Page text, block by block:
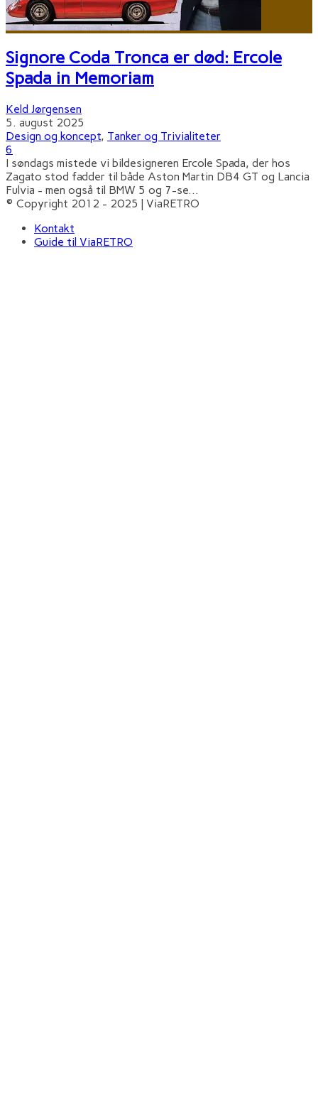
Signore Coda Tronca er død: Ercole
Spada in Memoriam
Keld Jørgensen
5. august 2025
Design og koncept, Tanker og Trivialiteter
6
I søndags mistede vi bildesigneren Ercole Spada, der hos
Zagato stod fadder til både Aston Martin DB4 GT og Lancia
Fulvia - men også til BMW 5 og 7-se...
© Copyright 2012 - 2025 | ViaRETRO
Kontakt
Guide til ViaRETRO